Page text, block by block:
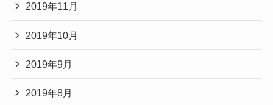
2019年11月
2019年10月
2019年9月
2019年8月